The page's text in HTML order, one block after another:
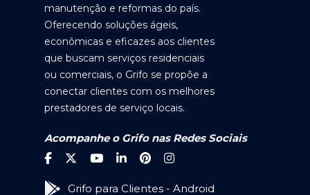
manutenção e reformas do país.
Oferecendo soluções ágeis,
econômicas e eficazes aos clientes
que buscam serviços residenciais
ou comerciais, o Grifo se propõe a
conectar clientes com os melhores
prestadores de serviço locais.
Acompanhe o Grifo nas Redes Sociais
Grifo para Clientes - Android